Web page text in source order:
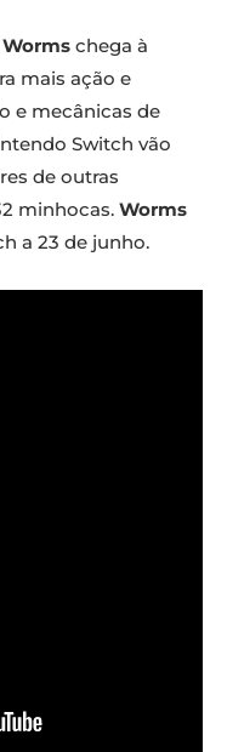
Worms chega à
mais ação e
e mecânicas de
Switch vão
de outras
minhocas. Worms
a 23 de junho.